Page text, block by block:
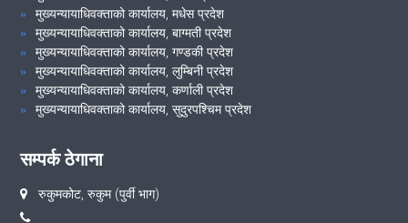
मुख्यन्यायाधिवक्ताको कार्यालय, मधेस प्रदेश
मुख्यन्यायाधिवक्ताको कार्यालय, बाग्मती प्रदेश
मुख्यन्यायाधिवक्ताको कार्यालय, गण्डकी प्रदेश
मुख्यन्यायाधिवक्ताको कार्यालय, लुम्बिनी प्रदेश
मुख्यन्यायाधिवक्ताको कार्यालय, कर्णाली प्रदेश
मुख्यन्यायाधिवक्ताको कार्यालय, सुदुरपश्चिम प्रदेश
सम्पर्क ठेगाना
रुकुमकोट, रुकुम (पुर्वी भाग)